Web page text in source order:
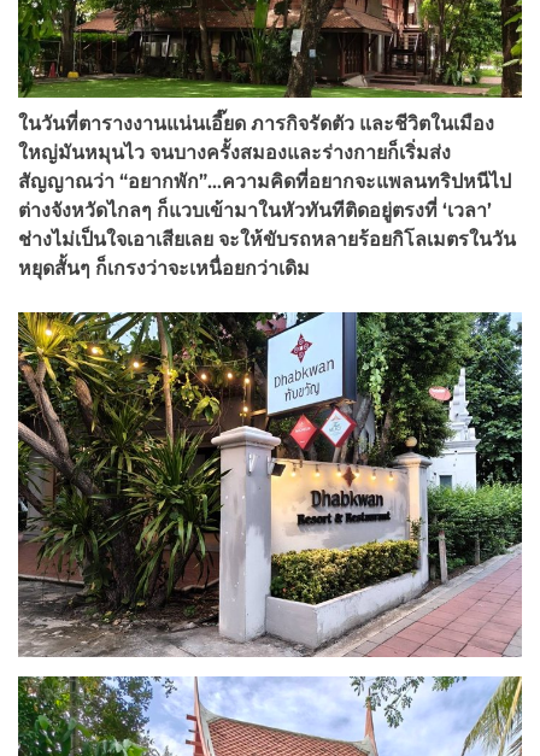
ในวันที่ตารางงานแน่นเอี๊ยด ภารกิจรัดตัว และชีวิตในเมือง
ใหญ่มันหมุนไว จนบางครั้งสมองและร่างกายก็เริ่มส่ง
สัญญาณว่า “อยากพัก”…ความคิดที่อยากจะแพลนทริปหนีไป
ต่างจังหวัดไกลๆ ก็แวบเข้ามาในหัวทันทีติดอยู่ตรงที่ ‘เวลา’
ช่างไม่เป็นใจเอาเสียเลย จะให้ขับรถหลายร้อยกิโลเมตรในวัน
หยุดสั้นๆ ก็เกรงว่าจะเหนื่อยกว่าเดิม